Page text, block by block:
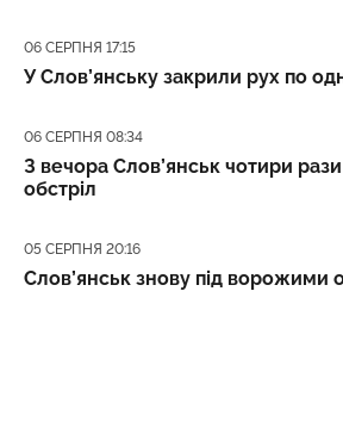
Дата публікації
06 СЕРПНЯ 17:15
У Слов’янську закрили рух по
Дата публікації
06 СЕРПНЯ 08:34
З вечора Слов’янськ чотири
обстріл
Дата публікації
05 СЕРПНЯ 20:16
Слов’янськ знову під ворожими